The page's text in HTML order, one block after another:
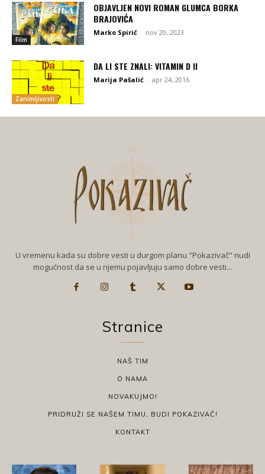
Film
OBJAVLJEN NOVI ROMAN GLUMCA BORKA
BRAJOVIĆA
Marko Spirić - nov 20, 2023
Zanimljivosti
DA LI STE ZNALI: VITAMIN D II
Marija Pašalić - apr 24, 2016
U vremenu kada su dobre vesti u durgom planu "Pokazivač" nudi
mogućnost da se u njemu pojavljuju samo dobre vesti...
Stranice
NAŠ TIM
O NAMA
NOVAKUJMO!
PRIDRUŽI SE NAŠEM TIMU, BUDI POKAZIVAČ!
KONTAKT